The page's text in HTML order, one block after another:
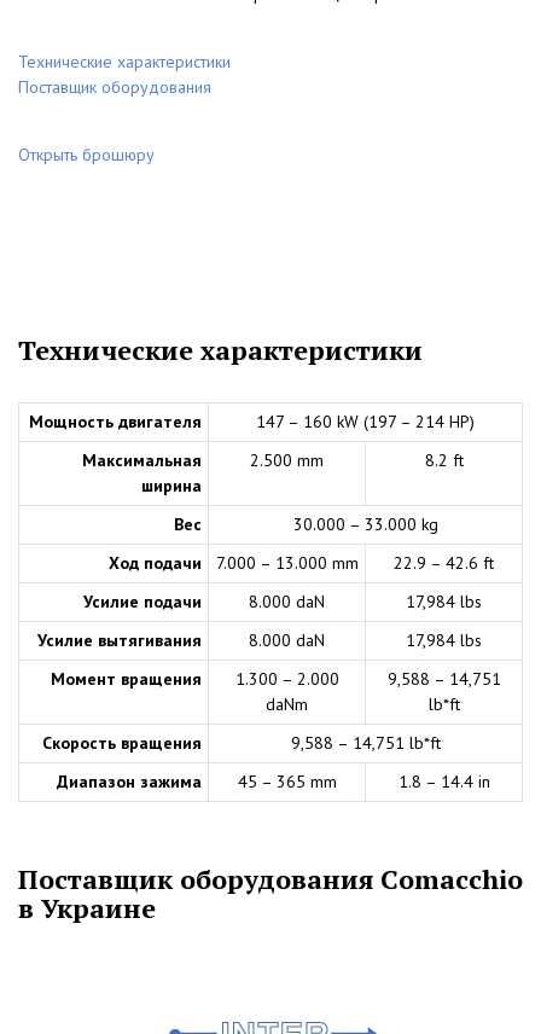
Технические характеристики
Поставщик оборудования
Открыть брошюру
Технические характеристики
Мощность двигателя
147 – 160 kW (197 – 214 HP)
Максимальная
ширина
2.500 mm 8.2 ft
Вес
30.000 – 33.000 kg
Ход подачи
7.000 – 13.000 mm
22.9 – 42.6 ft
Усилие подачи
8.000 daN
17,984 lbs
Усилие вытягивания
8.000 daN
17,984 lbs
Момент вращения
1.300 – 2.000
daNm
9,588 – 14,751
lb*ft
Скорость вращения
9,588 – 14,751 lb*ft
Диапазон зажима
45 – 365 mm 1.8 – 14.4 in
Поставщик оборудования Comacchio
в Украине